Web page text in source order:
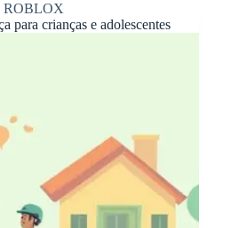
ROBLOX
para crianças e adolescentes